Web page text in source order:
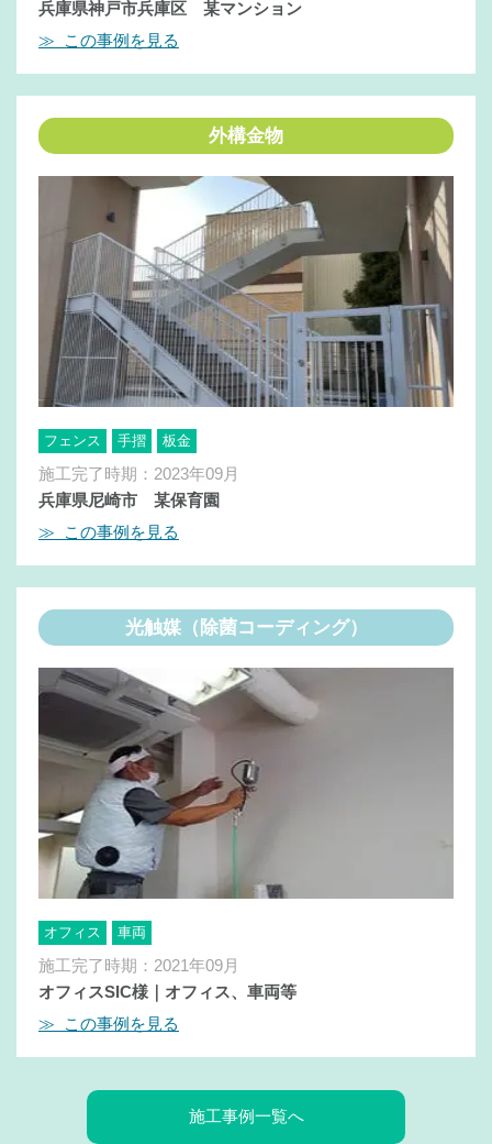
兵庫県神戸市兵庫区 某マンション
≫ この事例を見る
外構金物
フェンス 手摺 板金
施工完了時期：2023年09月
兵庫県尼崎市 某保育園
≫ この事例を見る
光触媒（除菌コーディング）
オフィス 車両
施工完了時期：2021年09月
オフィスSIC様｜オフィス、車両等
≫ この事例を見る
施工事例一覧へ